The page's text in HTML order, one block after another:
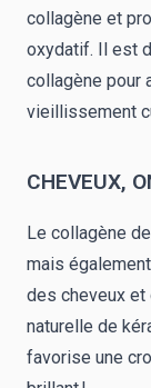
collagène et
oxydatif. Il est
collagène pour
vieillissement
CHEVEUX,
Le collagène
mais
des cheveux et
naturelle de
favorise une